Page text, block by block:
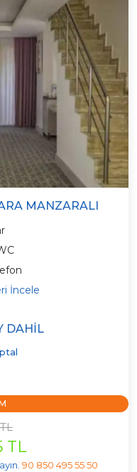
MANZARALI
İncele
DAHIL
TL
90 850 495 55 50